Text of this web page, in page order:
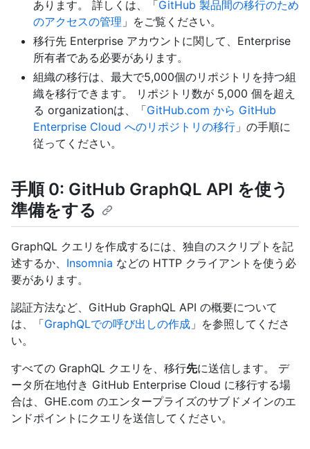
あります。 詳しくは、「GitHub 製品間の移行のため
のアクセスの管理 」をご覧ください。
移行先 Enterprise アカウントに関して、Enterprise
所有者である必要があります。
組織の移行は、最大で5,000個のリポジトリを持つ組
織を移行できます。 リポジトリ数が 5,000 個を超え
る organizationは、「GitHub.com から GitHub
Enterprise Cloud へのリポジトリの移行 」の手順に
従ってください。
手順 0: GitHub GraphQL API を使う
準備をする
GraphQL クエリを作成するには、独自のスクリプトを記
述するか、 Insomnia などの HTTP クライアントを使う必
要があります。
認証方法など、GitHub GraphQL API の概要について
は、「GraphQLでの呼び出しの作成 」を参照してくださ
い。
すべての GraphQL クエリを、移行先に送信します。 デ
ータ所在地付き GitHub Enterprise Cloud に移行する場
合は、GHE.com のエンタープライズのサブドメインのエ
ンドポイントにクエリを送信してください。